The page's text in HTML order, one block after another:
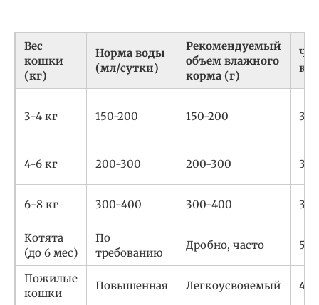
Вес
кошки
(кг)
Норма воды
(мл/сутки)
Рекомендуемый
объем влажного
корма (г)
3-4 кг 150-200 150-200 3-4
4-6 кг 200-300 200-300 3-4
6-8 кг 300-400 300-400 3-5
Котята
(до 6 мес)
По
требованию
Дробно, часто 5-6
Пожилые
кошки
Повышенная Легкоусвояемый 4-5